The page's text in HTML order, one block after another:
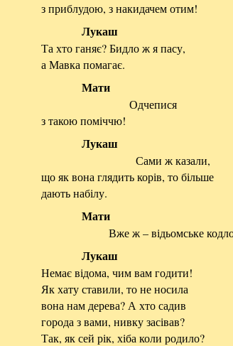
з приблудою, з накидачем отим!
Лукаш
Та хто ганяє? Бидло ж я пасу,
а Мавка помагає.
Мати
Одчепися
з такою поміччю!
Лукаш
Сами ж казали,
що як вона глядить корів, то більше
дають набілу.
Мати
Вже ж – відьомське
Лукаш
Немає відома, чим вам годити!
Як хату ставили, то не носила
вона нам дерева? А хто садив
города з вами, нивку засівав?
Так, як сей рік, хіба коли родило?